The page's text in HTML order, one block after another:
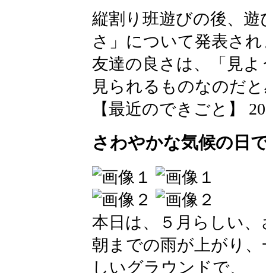
縦割り班遊びの後、
さ」について発表さ
友達の良さは、「見
見られるものなのだ
【最近のできごと】
さわやかな気候の日
本日は、５月らしい
朝までの雨が上がり
しいグラウンドで、